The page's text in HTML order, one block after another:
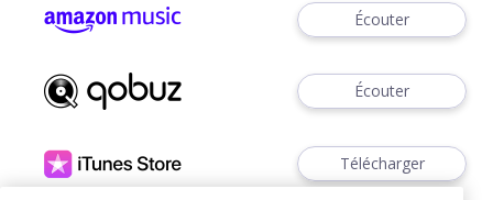
Écouter
Écouter
Télécharger